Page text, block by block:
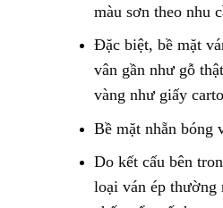
màu sơn theo nhu
Đặc biệt, bề mặt
vân gần như gỗ
vàng như giấy
Bề mặt nhẵn bóng
Do kết cấu bên
loại ván ép thường